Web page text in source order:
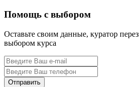
Помощь с выбором
Оставьте своим данные, куратор
выбором курса